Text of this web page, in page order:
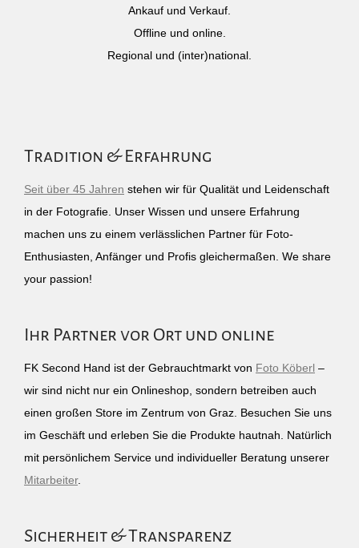
Ankauf und Verkauf.
Offline und online.
Regional und (inter)national.
Tradition & Erfahrung
Seit über 45 Jahren stehen wir für Qualität und Leidenschaft
in der Fotografie. Unser Wissen und unsere Erfahrung
machen uns zu einem verlässlichen Partner für Foto-
Enthusiasten, Anfänger und Profis gleichermaßen. We share
your passion!
Ihr Partner vor Ort und online
FK Second Hand ist der Gebrauchtmarkt von Foto Köberl –
wir sind nicht nur ein Onlineshop, sondern betreiben auch
einen großen Store im Zentrum von Graz. Besuchen Sie uns
im Geschäft und erleben Sie die Produkte hautnah. Natürlich
mit persönlichem Service und individueller Beratung unserer
Mitarbeiter.
Sicherheit & Transparenz